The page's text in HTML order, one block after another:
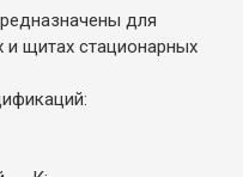
для
и щитах стационарных